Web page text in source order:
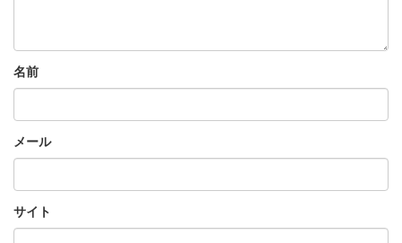
名前
メール
サイト